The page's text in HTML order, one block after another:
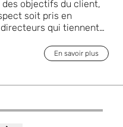
objectifs du client,
soit pris en
qui tiennent
que des évaluations
garantit la mise
projets les plus
et de fournir des
En savoir plus